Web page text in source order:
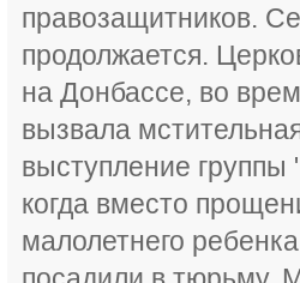
правозащитников.
продолжается.
на Донбассе, во
вызвала
выступление
когда вместо
малолетнего